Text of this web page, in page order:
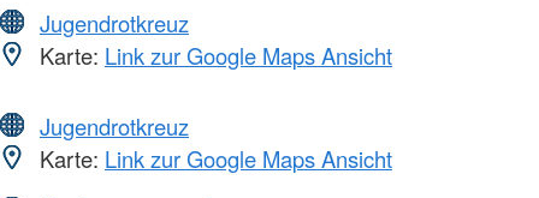
Jugendrotkreuz
Karte: Link zur Google Maps Ansicht
Jugendrotkreuz
Karte: Link zur Google Maps Ansicht